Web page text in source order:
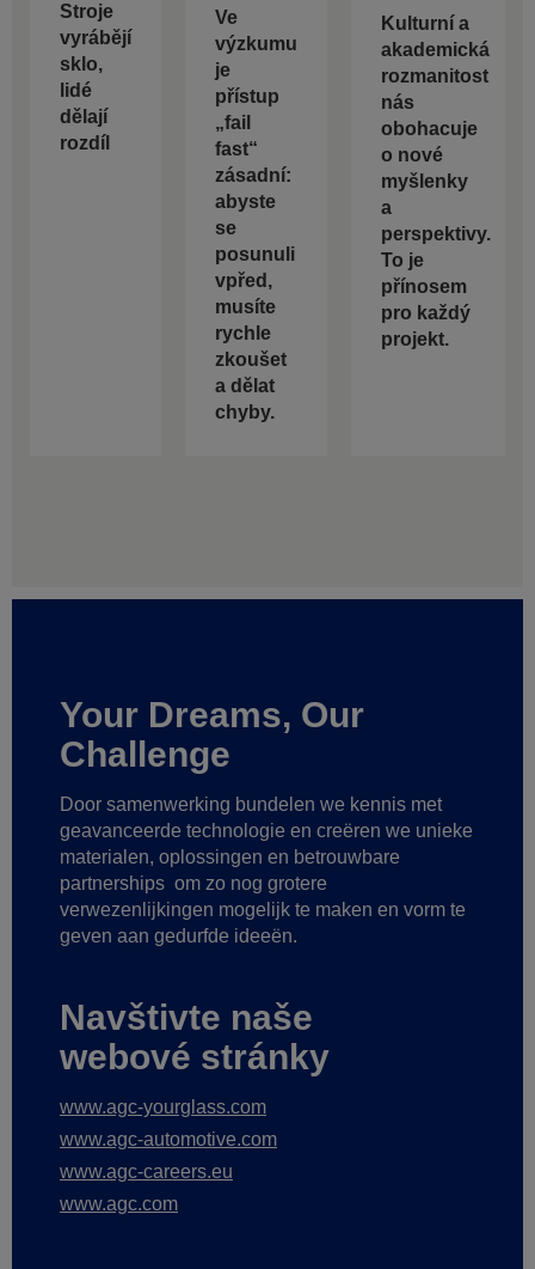
Stroje
vyrábějí
sklo,
lidé
dělají
rozdíl
Ve
výzkumu
je
přístup
„fail
fast“
zásadní:
abyste
se
posunuli
vpřed,
musíte
rychle
zkoušet
a dělat
chyby.
Kulturní a
akademická
rozmanitost
nás
obohacuje
o nové
myšlenky
a
perspektivy.
To je
přínosem
pro každý
projekt.
Your Dreams, Our
Challenge
Door samenwerking bundelen we kennis met
geavanceerde technologie en creëren we unieke
materialen, oplossingen en betrouwbare
partnerships om zo nog grotere
verwezenlijkingen mogelijk te maken en vorm te
geven aan gedurfde ideeën.
Navštivte naše
webové stránky
www.agc-yourglass.com
www.agc-automotive.com
www.agc-careers.eu
www.agc.com